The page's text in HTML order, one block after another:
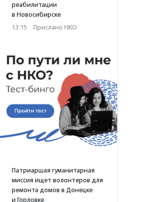
реабилитации
в Новосибирске
13:15 · Прислано НКО
Патриаршая гуманитарная
миссия ищет волонтеров для
ремонта домов в Донецке
и Горловке